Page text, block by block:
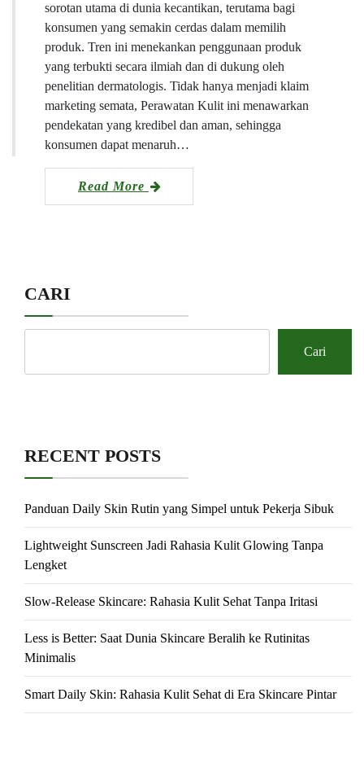
sorotan utama di dunia kecantikan, terutama bagi
konsumen yang semakin cerdas dalam memilih
produk. Tren ini menekankan penggunaan produk
yang terbukti secara ilmiah dan di dukung oleh
penelitian dermatologis. Tidak hanya menjadi klaim
marketing semata, Perawatan Kulit ini menawarkan
pendekatan yang kredibel dan aman, sehingga
konsumen dapat menaruh…
Read More
CARI
Cari
RECENT POSTS
Panduan Daily Skin Rutin yang Simpel untuk Pekerja Sibuk
Lightweight Sunscreen Jadi Rahasia Kulit Glowing Tanpa
Lengket
Slow-Release Skincare: Rahasia Kulit Sehat Tanpa Iritasi
Less is Better: Saat Dunia Skincare Beralih ke Rutinitas
Minimalis
Smart Daily Skin: Rahasia Kulit Sehat di Era Skincare Pintar